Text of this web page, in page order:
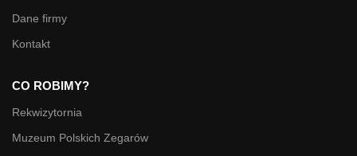
Dane firmy
Kontakt
CO ROBIMY?
Rekwizytornia
Muzeum Polskich Zegarów